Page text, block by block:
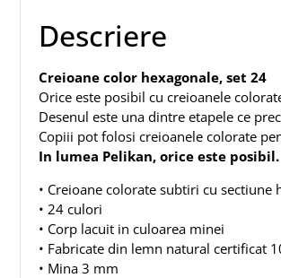
Descriere
Creioane color hexagonale, set 24
Orice este posibil cu creioanele
Desenul este una dintre etapele ce
Copiii pot folosi creioanele colorate
In lumea Pelikan, orice este posibil.
• Creioane colorate subtiri cu sectiune
• 24 culori
• Corp lacuit in culoarea minei
• Fabricate din lemn natural certificat
• Mina 3 mm